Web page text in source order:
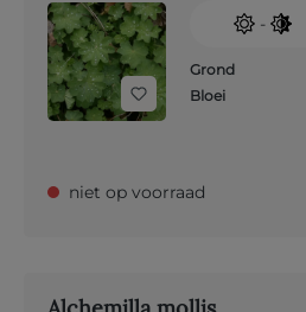
-
Grond
Bloei
niet op voorraad